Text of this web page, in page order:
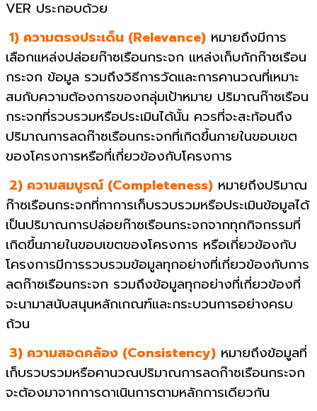
VER ประกอบด้วย
1) ความตรงประเด็น (Relevance) หมายถึงมีการ
เลือกแหล่งปล่อยก๊าซเรือนกระจก แหล่งเก็บกักก๊าซเรือน
กระจก ข้อมูล รวมถึงวิธีการวัดและการคานวณที่เหมาะ
สมกับความต้องการของกลุ่มเป้าหมาย ปริมาณก๊าซเรือน
กระจกที่รวบรวมหรือประเมินได้นั้น ควรที่จะสะท้อนถึง
ปริมาณการลดก๊าซเรือนกระจกที่เกิดขึ้นภายในขอบเขต
ของโครงการหรือที่เกี่ยวข้องกับโครงการ
2) ความสมบูรณ์ (Completeness) หมายถึงปริมาณ
ก๊าซเรือนกระจกที่ทาการเก็บรวบรวมหรือประเมินข้อมูลได้
เป็นปริมาณการปล่อยก๊าซเรือนกระจกจากทุกกิจกรรมที่
เกิดขึ้นภายในขอบเขตของโครงการ หรือเกี่ยวข้องกับ
โครงการมีการรวบรวมข้อมูลทุกอย่างที่เกี่ยวข้องกับการ
ลดก๊าซเรือนกระจก รวมถึงข้อมูลทุกอย่างที่เกี่ยวข้องที่
จะนามาสนับสนุนหลักเกณฑ์และกระบวนการอย่างครบ
ถ้วน
3) ความสอดคล้อง (Consistency) หมายถึงข้อมูลที่
เก็บรวบรวมหรือคานวณปริมาณการลดก๊าซเรือนกระจก
จะต้องมาจากการดาเนินการตามหลักการเดียวกัน